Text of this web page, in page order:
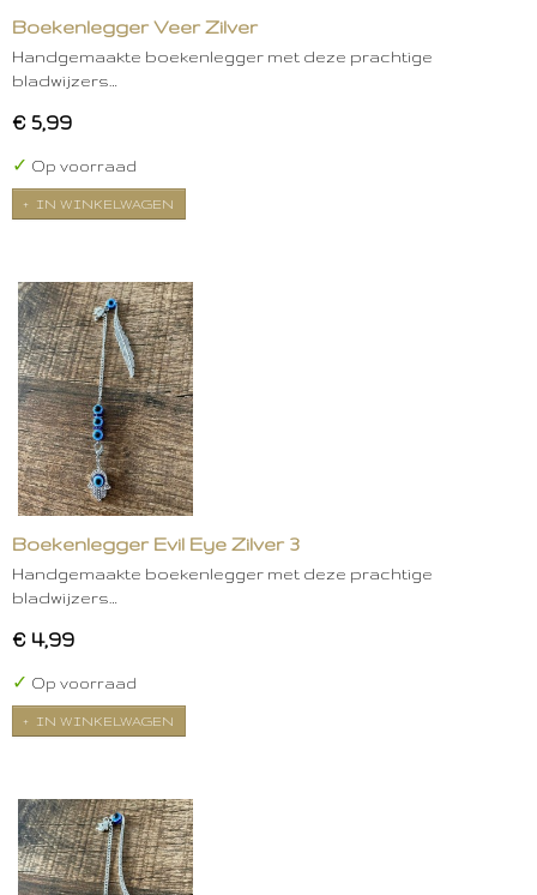
Boekenlegger Veer Zilver
Handgemaakte boekenlegger met deze prachtige
bladwijzers…
€ 5,99
✓ Op voorraad
IN WINKELWAGEN
Boekenlegger Evil Eye Zilver 3
Handgemaakte boekenlegger met deze prachtige
bladwijzers…
€ 4,99
✓ Op voorraad
IN WINKELWAGEN